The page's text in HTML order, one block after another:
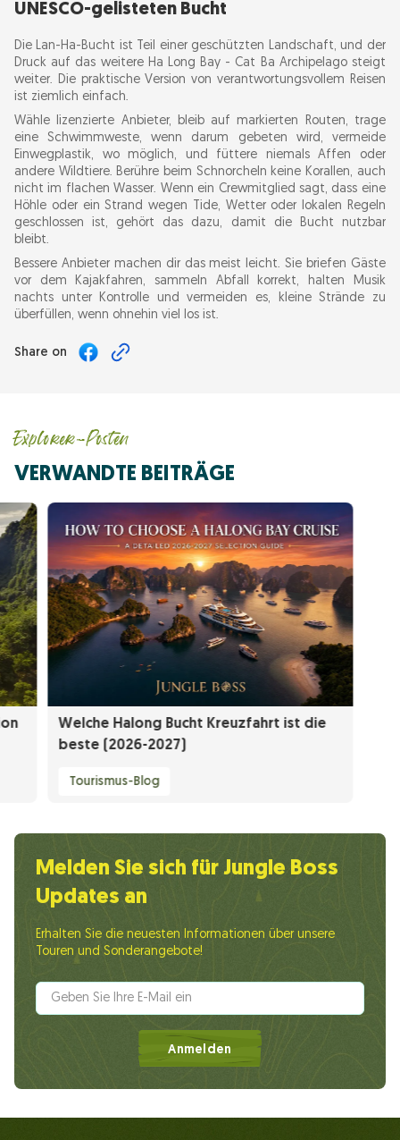
UNESCO-gelisteten Bucht
Die Lan-Ha-Bucht ist Teil einer geschützten Landschaft, und der
Druck auf das weitere Ha Long Bay - Cat Ba Archipelago steigt
weiter. Die praktische Version von verantwortungsvollem Reisen
ist ziemlich einfach.
Wähle lizenzierte Anbieter, bleib auf markierten Routen, trage
eine Schwimmweste, wenn darum gebeten wird, vermeide
Einwegplastik, wo möglich, und füttere niemals Affen oder
andere Wildtiere. Berühre beim Schnorcheln keine Korallen, auch
nicht im flachen Wasser. Wenn ein Crewmitglied sagt, dass eine
Höhle oder ein Strand wegen Tide, Wetter oder lokalen Regeln
geschlossen ist, gehört das dazu, damit die Bucht nutzbar
bleibt.
Bessere Anbieter machen dir das meist leicht. Sie briefen Gäste
vor dem Kajakfahren, sammeln Abfall korrekt, halten Musik
nachts unter Kontrolle und vermeiden es, kleine Strände zu
überfüllen, wenn ohnehin viel los ist.
Share on
Explorer-Posten
VERWANDTE BEITRÄGE
Welche Halong Bucht Kreuzfahrt ist die
beste (2026-2027)
Tourismus-Blog
Melden Sie sich für Jungle Boss
Updates an
Erhalten Sie die neuesten Informationen über unsere
Touren und Sonderangebote!
Anmelden